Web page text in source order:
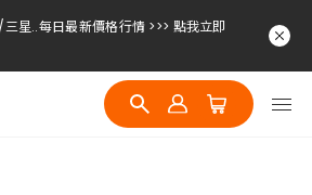
星..每日最新價格行情 >>> 點我立即
星..每日最新價格行情 >>> 點我立即
星..每日最新價格行情 >>> 點我立即